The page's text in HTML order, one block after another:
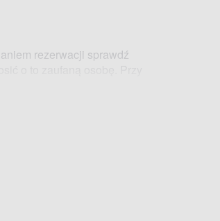
rezerwacji sprawdź
masz możliwość